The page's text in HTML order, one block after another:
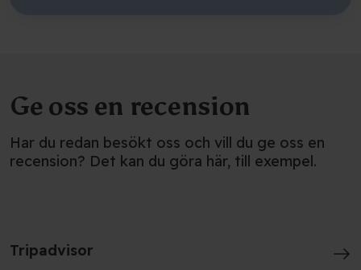
Ge oss en recension
Har du redan besökt oss och vill du ge oss en
recension? Det kan du göra här, till exempel.
Tripadvisor